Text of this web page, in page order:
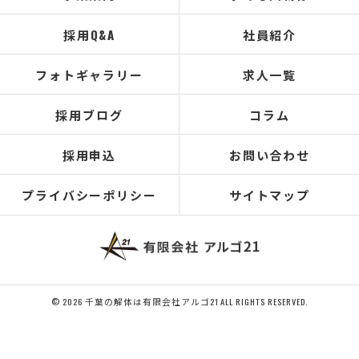
採用Q&A 社員紹介
フォトギャラリー 求人一覧
採用ブログ コラム
採用申込 お問い合わせ
プライバシーポリシー サイトマップ
© 2026 千葉の解体は有限会社アルゴ21 ALL RIGHTS RESERVED.